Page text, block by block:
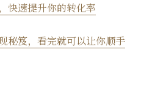
快速提升你的转化率
秘笈，看完就可以让你顺手